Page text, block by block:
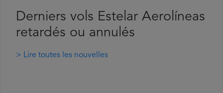
Derniers vols Estelar Aerolíneas
retardés ou annulés
> Lire toutes les nouvelles